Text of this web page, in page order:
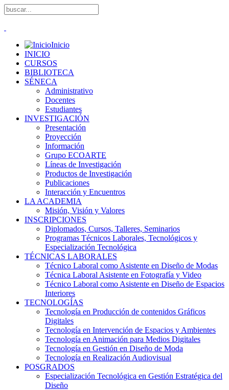
Inicio
INICIO
CURSOS
BIBLIOTECA
SÉNECA
Administrativo
Docentes
Estudiantes
INVESTIGACIÓN
Presentación
Proyección
Información
Grupo ECOARTE
Líneas de Investigación
Productos de Investigación
Publicaciones
Interacción y Encuentros
LA ACADEMIA
Misión, Visión y Valores
INSCRIPCIONES
Diplomados, Cursos, Talleres, Seminarios
Programas Técnicos Laborales, Tecnológicos y
Especialización Tecnológica
TÉCNICAS LABORALES
Técnico Laboral como Asistente en Diseño de Modas
Técnica Laboral Asistente en Fotografía y Video
Técnico Laboral como Asistente en Diseño de Espacios
Interiores
TECNOLOGÍAS
Tecnología en Producción de contenidos Gráficos
Digitales
Tecnología en Intervención de Espacios y Ambientes
Tecnología en Animación para Medios Digitales
Tecnología en Gestión en Diseño de Moda
Tecnología en Realización Audiovisual
POSGRADOS
Especialización Tecnológica en Gestión Estratégica del
Diseño